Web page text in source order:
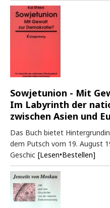
Sowjetunion - Mit
Im Labyrinth der
zwischen Asien und
Das Buch bietet
dem Putsch vom 19. August
Geschic [Lesen•Bestellen]